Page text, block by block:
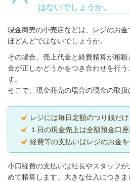
はないでしょうか。
現金商売の小売店などは、レジのお
ほどんどではないでしょうか。
その場合、売上代金と経費精算が相
金が正しかどうかをつき合わせを行
す。
そこで、現金商売の場合の現金の取扱
レジには毎日定額のつり銭だけ
１日の現金売上は全額預金口
経費等の支払いはレジのお金を
小口経費の支払いは社長やスタッフ
めて精算します。大きな仕入につき